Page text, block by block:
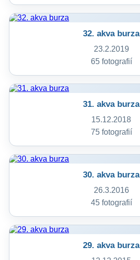
32. akva burza
23.2.2019
65 fotografií
31. akva burza
15.12.2018
75 fotografií
30. akva burza
26.3.2016
45 fotografií
29. akva burza